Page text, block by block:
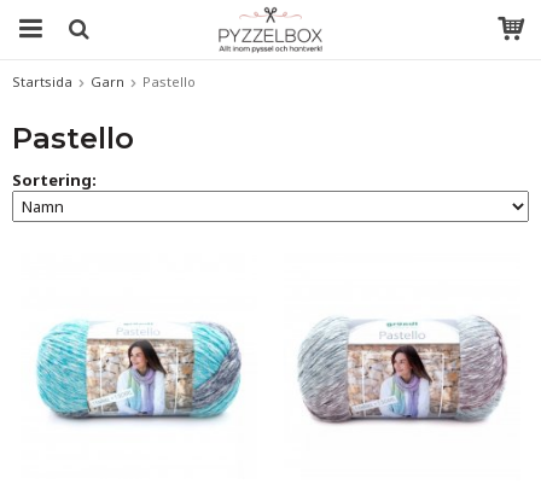
Startsida Garn Pastello
Pastello
Sortering: